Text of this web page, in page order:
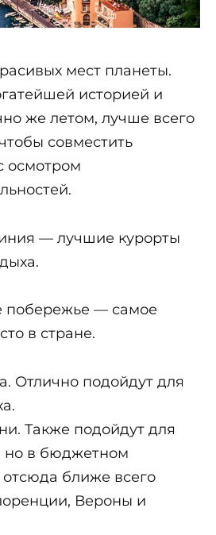
мест планеты.
историей и
же летом, лучше всего
совместить
осмотром
— лучшие курорты
побережье — самое
в стране.
Отлично подойдут для
Также подойдут для
но в бюджетном
ближе всего
Вероны и